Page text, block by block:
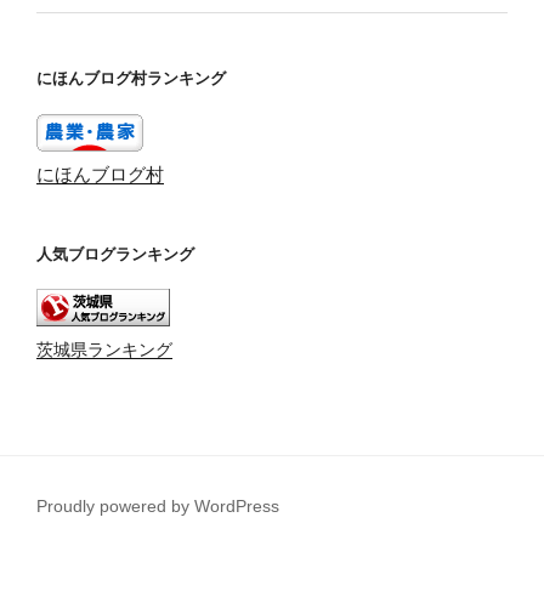
にほんブログ村ランキング
にほんブログ村
人気ブログランキング
茨城県ランキング
Proudly powered by WordPress